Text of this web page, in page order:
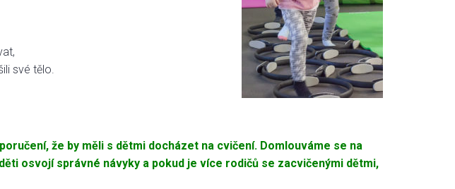
své tělo.
že by měli s dětmi docházet na cvičení. Domlouváme se na
osvojí správné návyky a pokud je více rodičů se zacvičenými dětmi,